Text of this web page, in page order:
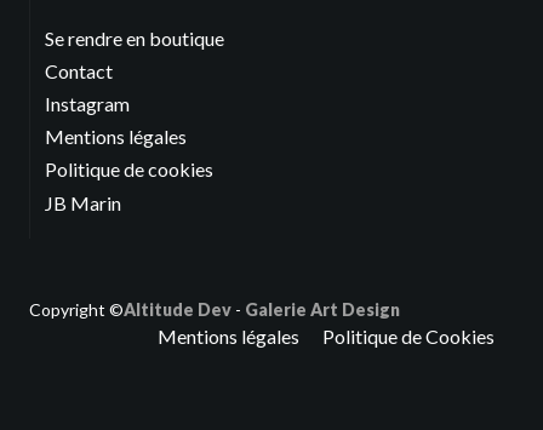
Se rendre en boutique
Contact
Instagram
Mentions légales
Politique de cookies
JB Marin
Copyright ©Altitude Dev - Galerie Art Design
Mentions légales Politique de Cookies